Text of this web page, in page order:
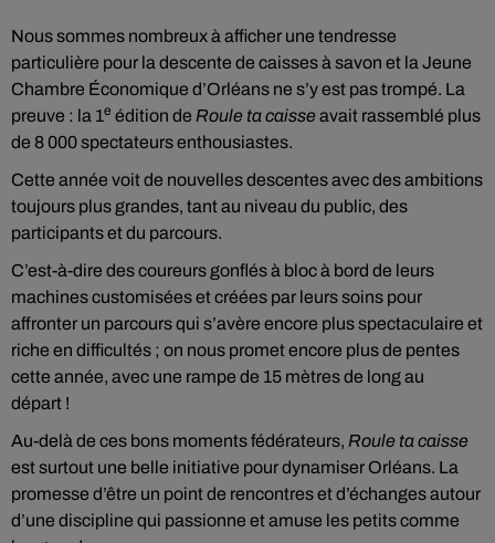
Nous sommes nombreux à afficher une tendresse
particulière pour la descente de caisses à savon et la Jeune
Chambre Économique d’Orléans ne s’y est pas trompé. La
preuve : la 1e édition de Roule ta caisseavait rassemblé plus
de 8 000 spectateurs enthousiastes.
Cette année voit de nouvelles descentes avec des ambitions
toujours plus grandes, tant au niveau du public, des
participants et du parcours.
C’est-à-dire des coureurs gonflés à bloc à bord de leurs
machines customisées et créées par leurs soins pour
affronter un parcours qui s’avère encore plus spectaculaire et
riche en difficultés ; on nous promet encore plus de pentes
cette année, avec une rampe de 15 mètres de long au
départ !
Au-delà de ces bons moments fédérateurs, Roule ta caisse
est surtout une belle initiative pour dynamiser Orléans. La
promesse d’être un point de rencontres et d’échanges autour
d’une discipline qui passionne et amuse les petits comme